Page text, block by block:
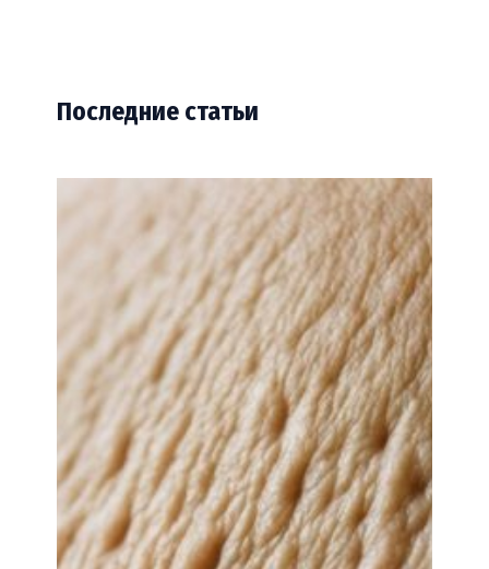
Последние статьи